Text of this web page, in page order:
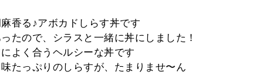
香る♪アボカドしらす丼です
たので、シラスと一緒に丼にしました！
よく合うヘルシーな丼です
たっぷりのしらすが、たまりませ〜ん